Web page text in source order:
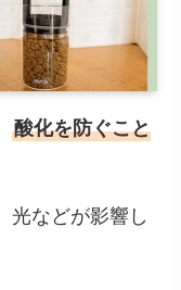
酸化を防ぐこと
光などが影響し